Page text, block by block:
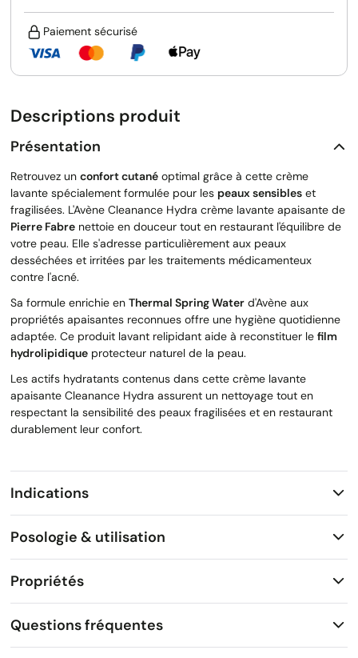
Paiement sécurisé
Descriptions produit
Présentation
Retrouvez un confort cutané optimal grâce à cette crème
lavante spécialement formulée pour les peaux sensibles et
fragilisées. L'Avène Cleanance Hydra crème lavante apaisante de
Pierre Fabre nettoie en douceur tout en restaurant l'équilibre de
votre peau. Elle s'adresse particulièrement aux peaux
desséchées et irritées par les traitements médicamenteux
contre l'acné.
Sa formule enrichie en Thermal Spring Water d'Avène aux
propriétés apaisantes reconnues offre une hygiène quotidienne
adaptée. Ce produit lavant relipidant aide à reconstituer le film
hydrolipidique protecteur naturel de la peau.
Les actifs hydratants contenus dans cette crème lavante
apaisante Cleanance Hydra assurent un nettoyage tout en
respectant la sensibilité des peaux fragilisées et en restaurant
durablement leur confort.
Indications
Posologie & utilisation
Propriétés
Questions fréquentes